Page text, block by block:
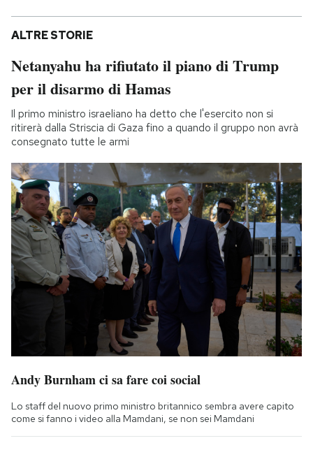
ALTRE STORIE
Netanyahu ha rifiutato il piano di Trump
per il disarmo di Hamas
Il primo ministro israeliano ha detto che l'esercito non si
ritirerà dalla Striscia di Gaza fino a quando il gruppo non avrà
consegnato tutte le armi
Andy Burnham ci sa fare coi social
Lo staff del nuovo primo ministro britannico sembra avere capito
come si fanno i video alla Mamdani, se non sei Mamdani